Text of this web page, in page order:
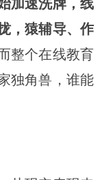
加速洗牌，线
，猿辅导、作
整个在线教育
独角兽，谁能